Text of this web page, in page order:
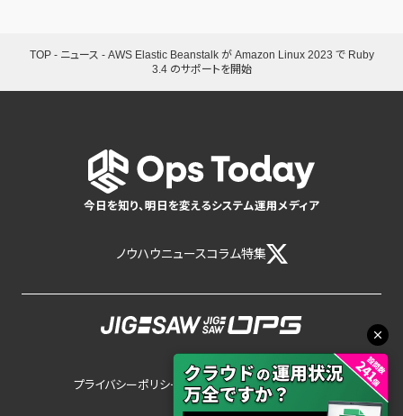
TOP- ニュース - AWS Elastic Beanstalk が Amazon Linux 2023 で Ruby
3.4 のサポートを開始
今日を知り、明日を変えるシステム運用メディア
ノウハウニュースコラム特集
プライバシーポリシー サイトポリシー